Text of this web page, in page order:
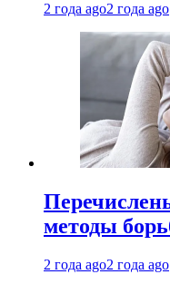
2 года ago2 года ago
методы
2 года ago2 года ago